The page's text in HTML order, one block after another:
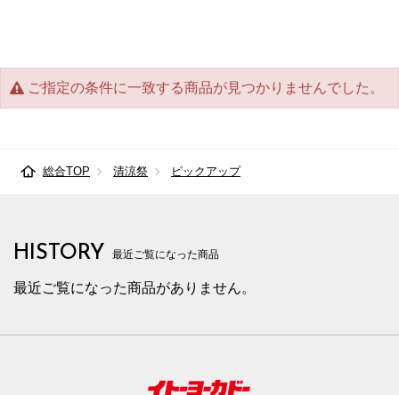
ご指定の条件に一致する商品が見つかりませんでした。
総合TOP 清涼祭 ピックアップ
HISTORY 最近ご覧になった商品
最近ご覧になった商品がありません。